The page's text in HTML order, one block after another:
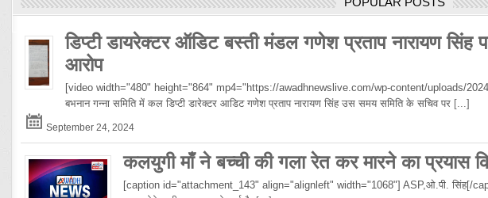
डिप्टी डायरेक्टर ऑडिट बस्ती मंडल गणेश प्रताप नारायण सिंह
आरोप
[video width="480" height="864" mp4="https://awadhnewslive.com/wp-content/uploads/
बभनान गन्ना समिति में कल डिप्टी डारेक्टर आडिट गणेश प्रताप नारायण सिंह उस समय समिति के सचिव पर [...]
September 24, 2024
कलयुगी माँ ने बच्ची की गला रेत कर मारने का प्रयास
[caption id="attachment_143" align="alignleft" width="1068"] ASP,ओ.पी. सिंह[/